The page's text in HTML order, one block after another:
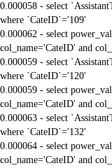
0.000058 - select
where `CateID`='109'
0.000062 - select
col_name='CateID' and
0.000059 - select
where `CateID`='120'
0.000059 - select
col_name='CateID' and
0.000063 - select
where `CateID`='132'
0.000064 - select
col_name='CateID' and